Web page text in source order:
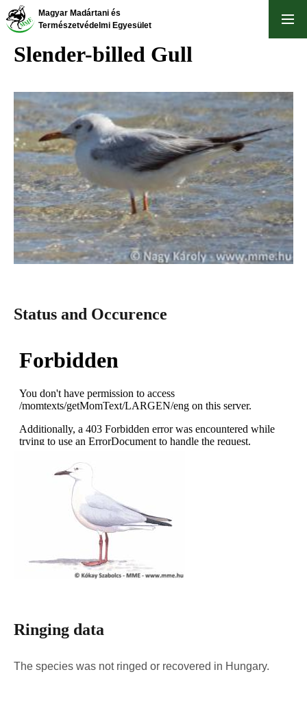
Skip
to
content
Magyar Madártani és
Természetvédelmi Egyesület
Slender-billed Gull
Status and Occurence
Ringing data
The species was not ringed or recovered in Hungary.